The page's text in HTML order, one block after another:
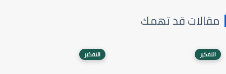
مقالات قد تهمك
التفكير التفكير